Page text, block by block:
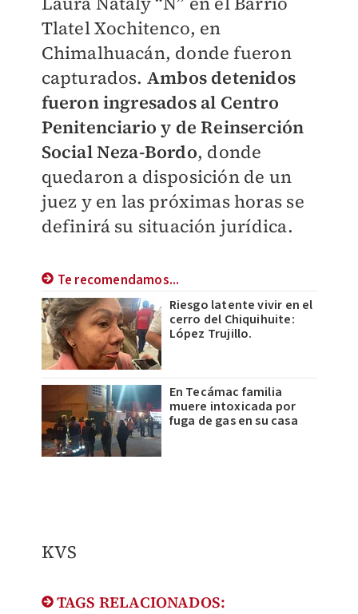
Tlatel Xochitenco, en
Chimalhuacán, donde fueron
capturados. Ambos detenidos
fueron ingresados al Centro
Penitenciario y de Reinserción
Social Neza-Bordo, donde
quedaron a disposición de un
juez y en las próximas horas se
definirá su situación jurídica.
Te recomendamos...
Riesgo latente vivir en el
cerro del Chiquihuite:
López Trujillo.
En Tecámac familia
muere intoxicada por
fuga de gas en su casa
KVS
TAGS RELACIONADOS: